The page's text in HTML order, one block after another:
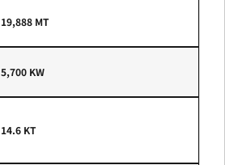
19,888 MT
5,700 KW
14.6 KT